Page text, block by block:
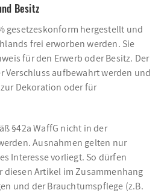
Besitz
gesetzeskonform hergestellt und
frei erworben werden. Sie
für den Erwerb oder Besitz. Der
Verschluss aufbewahrt werden und
Dekoration oder für
§42a WaffG nicht in der
Ausnahmen gelten nur
Interesse vorliegt. So dürfen
diesen Artikel im Zusammenhang
und der Brauchtumspflege (z.B.